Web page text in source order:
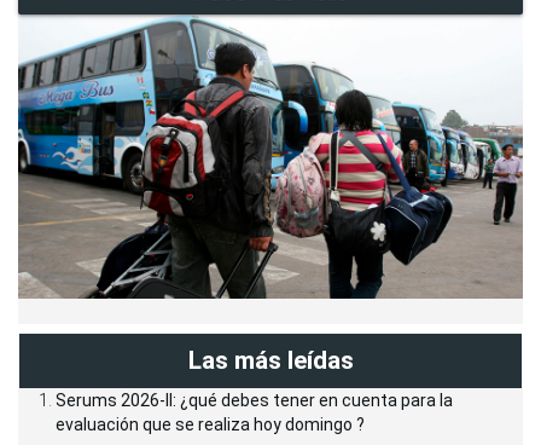
Las más leídas
Serums 2026-II: ¿qué debes tener en cuenta para la
evaluación que se realiza hoy domingo ?